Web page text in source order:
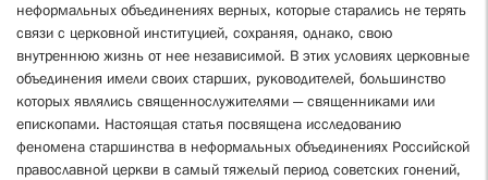
неформальных объединениях верных, которые старались не терять
связи с церковной институцией, сохраняя, однако, свою
внутреннюю жизнь от нее независимой. В этих условиях церковные
объединения имели своих старших, руководителей, большинство
которых являлись священнослужителями — священниками или
епископами. Настоящая статья посвящена исследованию
феномена старшинства в неформальных объединениях Российской
православной церкви в самый тяжелый период советских гонений,